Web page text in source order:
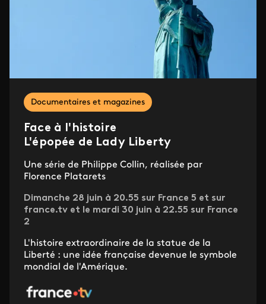
Documentaires et magazines
Face à l'histoire
L'épopée de Lady Liberty
Une série de Philippe Collin, réalisée par
Florence Platarets
Dimanche 28 juin à 20.55 sur France 5 et sur
france.tv et le mardi 30 juin à 22.55 sur France
2
L'histoire extraordinaire de la statue de la
Liberté : une idée française devenue le symbole
mondial de l'Amérique.